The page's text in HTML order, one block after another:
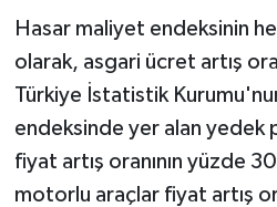
Hasar maliyet endeksinin
olarak, asgari ücret artış
Türkiye İstatistik
endeksinde yer alan yedek
fiyat artış oranının yüzde
motorlu araçlar fiyat artış